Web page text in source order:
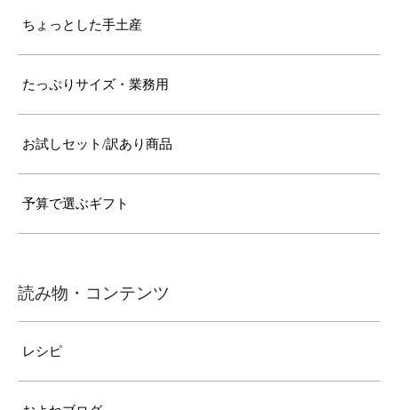
ちょっとした手土産
たっぷりサイズ・業務用
お試しセット/訳あり商品
予算で選ぶギフト
読み物・コンテンツ
レシピ